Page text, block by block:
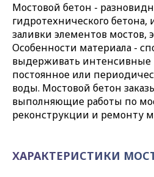
Мостовой бетон -
гидротехнического бетона,
заливки элементов мостов,
Особенности материала -
выдерживать интенсивные
постоянное или
воды. Мостовой бетон
выполняющие работы по
реконструкции и ремонту
ХАРАКТЕРИСТИКИ